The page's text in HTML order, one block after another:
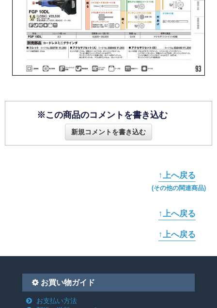
※この商品のコメントを書き込む
新規コメントを書き込む
↑上へ戻る
(その他の関連商品)
↑上へ戻る
↑上へ戻る
お買い物ガイド
お支払い方法